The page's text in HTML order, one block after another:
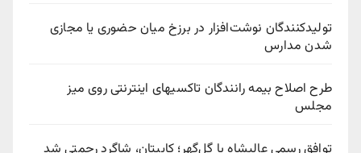
تولیدکنندگان نوشت‌افزار در برزخ میان حضوری یا مجازی
شدن مدارس
طرح اصلاح بیمه رانندگان تاکسیهای اینترنتی روی میز
مجلس